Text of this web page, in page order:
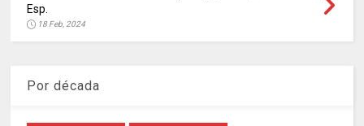
Esp.
18 Feb, 2024
Por década